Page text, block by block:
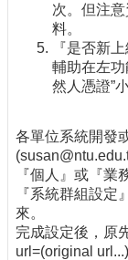
次。但注
料。
『是否新
輔助在左功
然人憑證”
各單位系統開發
『個人』或『業
『系統群組設定
來。
完成設定後，原
url=(original